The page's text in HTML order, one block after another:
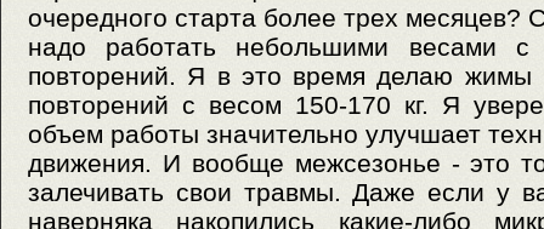
очередного старта более трех месяцев?
надо работать небольшими весами с
повторений. Я в это время делаю жимы
повторений с весом 150-170 кг. Я
объем работы значительно улучшает
движения. И вообще межсезонье - это
залечивать свои травмы. Даже если у
наверняка накопились какие-либо